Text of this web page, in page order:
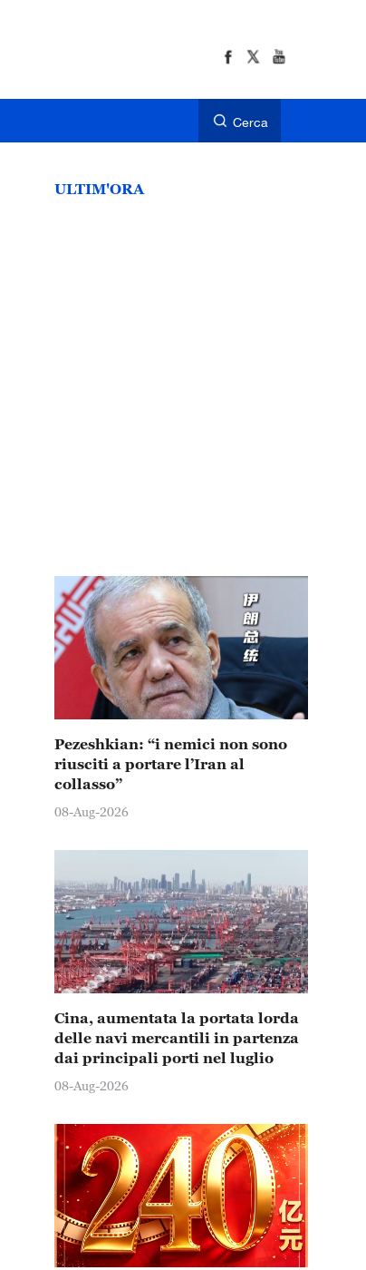
Cerca
ULTIM'ORA
Pezeshkian: “i nemici non sono
riusciti a portare l’Iran al
collasso”
08-Aug-2026
Cina, aumentata la portata lorda
delle navi mercantili in partenza
dai principali porti nel luglio
08-Aug-2026